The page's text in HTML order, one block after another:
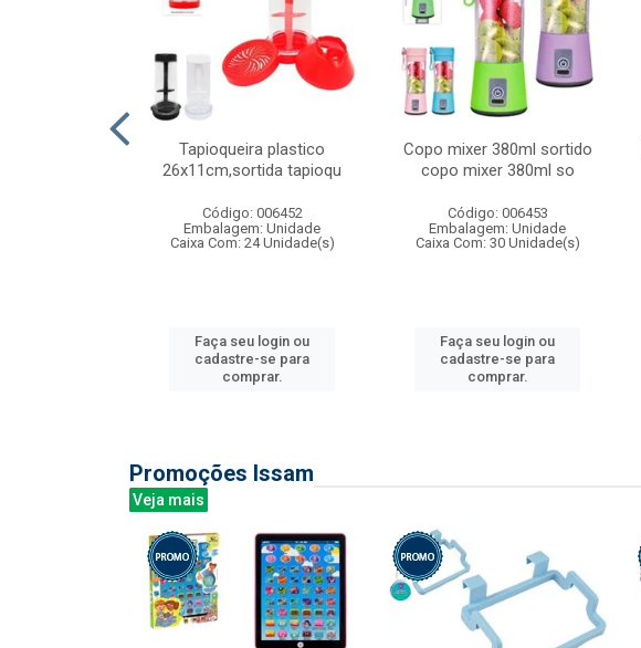
Tapioqueira plastico
26x11cm,sortida tapioqu
Código: 006452
Embalagem: Unidade
Caixa Com: 24 Unidade(s)
Faça seu login ou
cadastre-se para
comprar.
Copo mixer 380ml sortido
copo mixer 380ml so
Código: 006453
Embalagem: Unidade
Caixa Com: 30 Unidade(s)
Faça seu login ou
cadastre-se para
comprar.
Promoções Issam
Veja mais